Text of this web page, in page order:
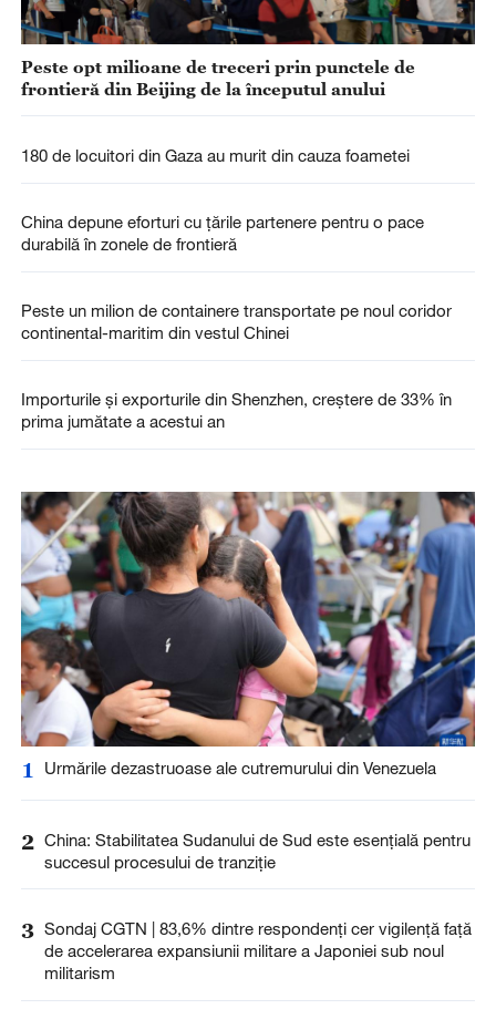
Peste opt milioane de treceri prin punctele de
frontieră din Beijing de la începutul anului
180 de locuitori din Gaza au murit din cauza foametei
China depune eforturi cu țările partenere pentru o pace
durabilă în zonele de frontieră
Peste un milion de containere transportate pe noul coridor
continental-maritim din vestul Chinei
Importurile și exporturile din Shenzhen, creștere de 33% în
prima jumătate a acestui an
1 Urmările dezastruoase ale cutremurului din Venezuela
2 China: Stabilitatea Sudanului de Sud este esențială pentru
succesul procesului de tranziție
3 Sondaj CGTN | 83,6% dintre respondenți cer vigilență față
de accelerarea expansiunii militare a Japoniei sub noul
militarism